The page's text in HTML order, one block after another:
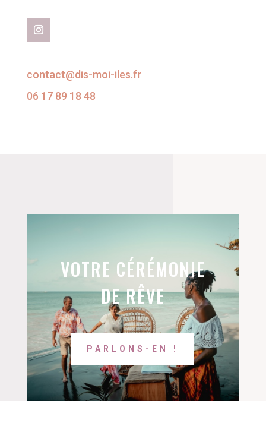
contact@dis-moi-iles.fr
06 17 89 18 48
VOTRE CÉRÉMONIE
DE RÊVE
PARLONS-EN !